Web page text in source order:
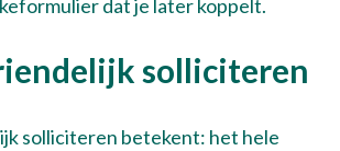
dat je later koppelt.
solliciteren
solliciteren betekent: het hele